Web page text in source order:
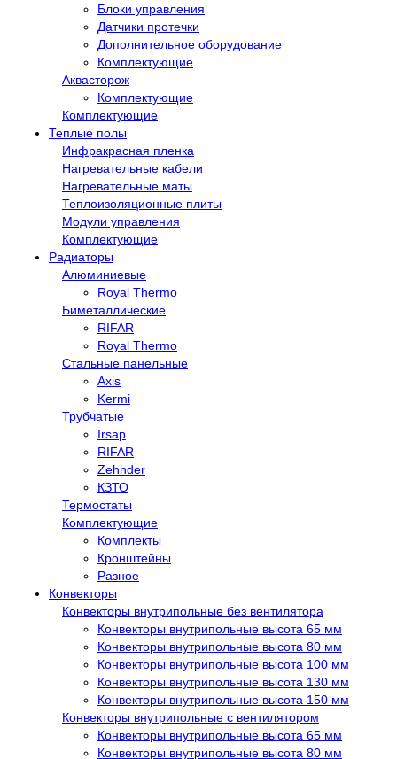
Блоки управления
Датчики протечки
Дополнительное оборудование
Комплектующие
Аквасторож
Комплектующие
Комплектующие
Теплые полы
Инфракрасная пленка
Нагревательные кабели
Нагревательные маты
Теплоизоляционные плиты
Модули управления
Комплектующие
Радиаторы
Алюминиевые
Royal Thermo
Биметаллические
RIFAR
Royal Thermo
Стальные панельные
Axis
Kermi
Трубчатые
Irsap
RIFAR
Zehnder
КЗТО
Термостаты
Комплектующие
Комплекты
Кронштейны
Разное
Конвекторы
Конвекторы внутрипольные без вентилятора
Конвекторы внутрипольные высота 65 мм
Конвекторы внутрипольные высота 80 мм
Конвекторы внутрипольные высота 100 мм
Конвекторы внутрипольные высота 130 мм
Конвекторы внутрипольные высота 150 мм
Конвекторы внутрипольные с вентилятором
Конвекторы внутрипольные высота 65 мм
Конвекторы внутрипольные высота 80 мм